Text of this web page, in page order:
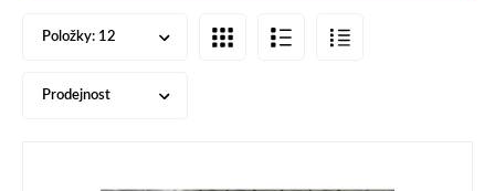
Položky: 12
Prodejnost